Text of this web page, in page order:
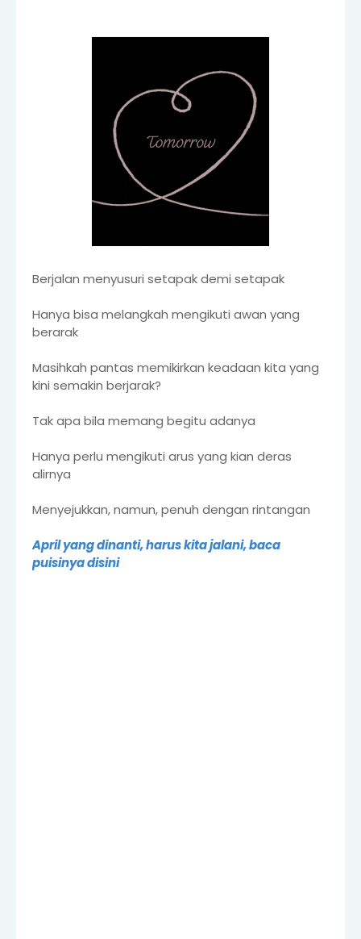
Berjalan menyusuri setapak demi setapak
Hanya bisa melangkah mengikuti awan yang
berarak
Masihkah pantas memikirkan keadaan kita yang
kini semakin berjarak?
Tak apa bila memang begitu adanya
Hanya perlu mengikuti arus yang kian deras
alirnya
Menyejukkan, namun, penuh dengan rintangan
April yang dinanti, harus kita jalani, baca
puisinya disini